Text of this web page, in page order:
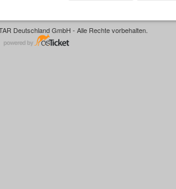
Deutschland GmbH - Alle Rechte vorbehalten.